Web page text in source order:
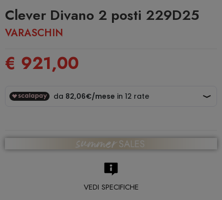
Clever Divano 2 posti 229D25
VARASCHIN
€ 921,00
VEDI SPECIFICHE